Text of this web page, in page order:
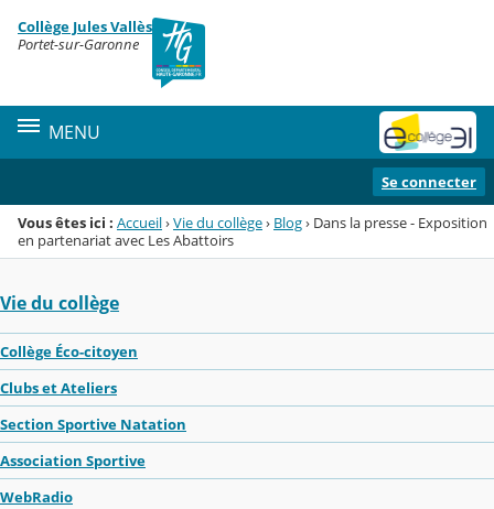
Menu de la rubrique
Contenu
Collège Jules Vallès
Portet-sur-Garonne
MENU
Se connecter
Vous êtes ici : Accueil›Vie du collège› Blog› Dans la presse - Exposition
en partenariat avec Les Abattoirs
Vie du collège
Collège Éco-citoyen
Clubs et Ateliers
Section Sportive Natation
Association Sportive
WebRadio